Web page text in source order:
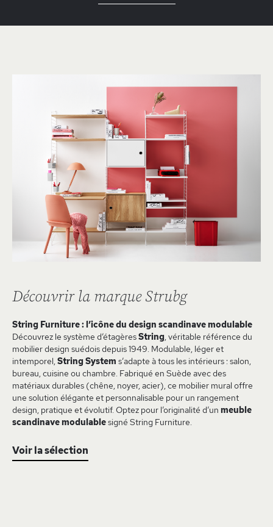
Découvrir la marque Strubg
String Furniture : l’icône du design scandinave modulable
Découvrez le système d’étagèresString, véritable référence du
mobilier design suédois depuis 1949. Modulable, léger et
intemporel,String System s’adapte à tous les intérieurs : salon,
bureau, cuisine ou chambre. Fabriqué en Suède avec des
matériaux durables (chêne, noyer, acier), ce mobilier mural offre
une solution élégante et personnalisable pour un rangement
design, pratique et évolutif. Optez pour l’originalité d’un meuble
scandinave modulablesigné String Furniture.
Voir la sélection